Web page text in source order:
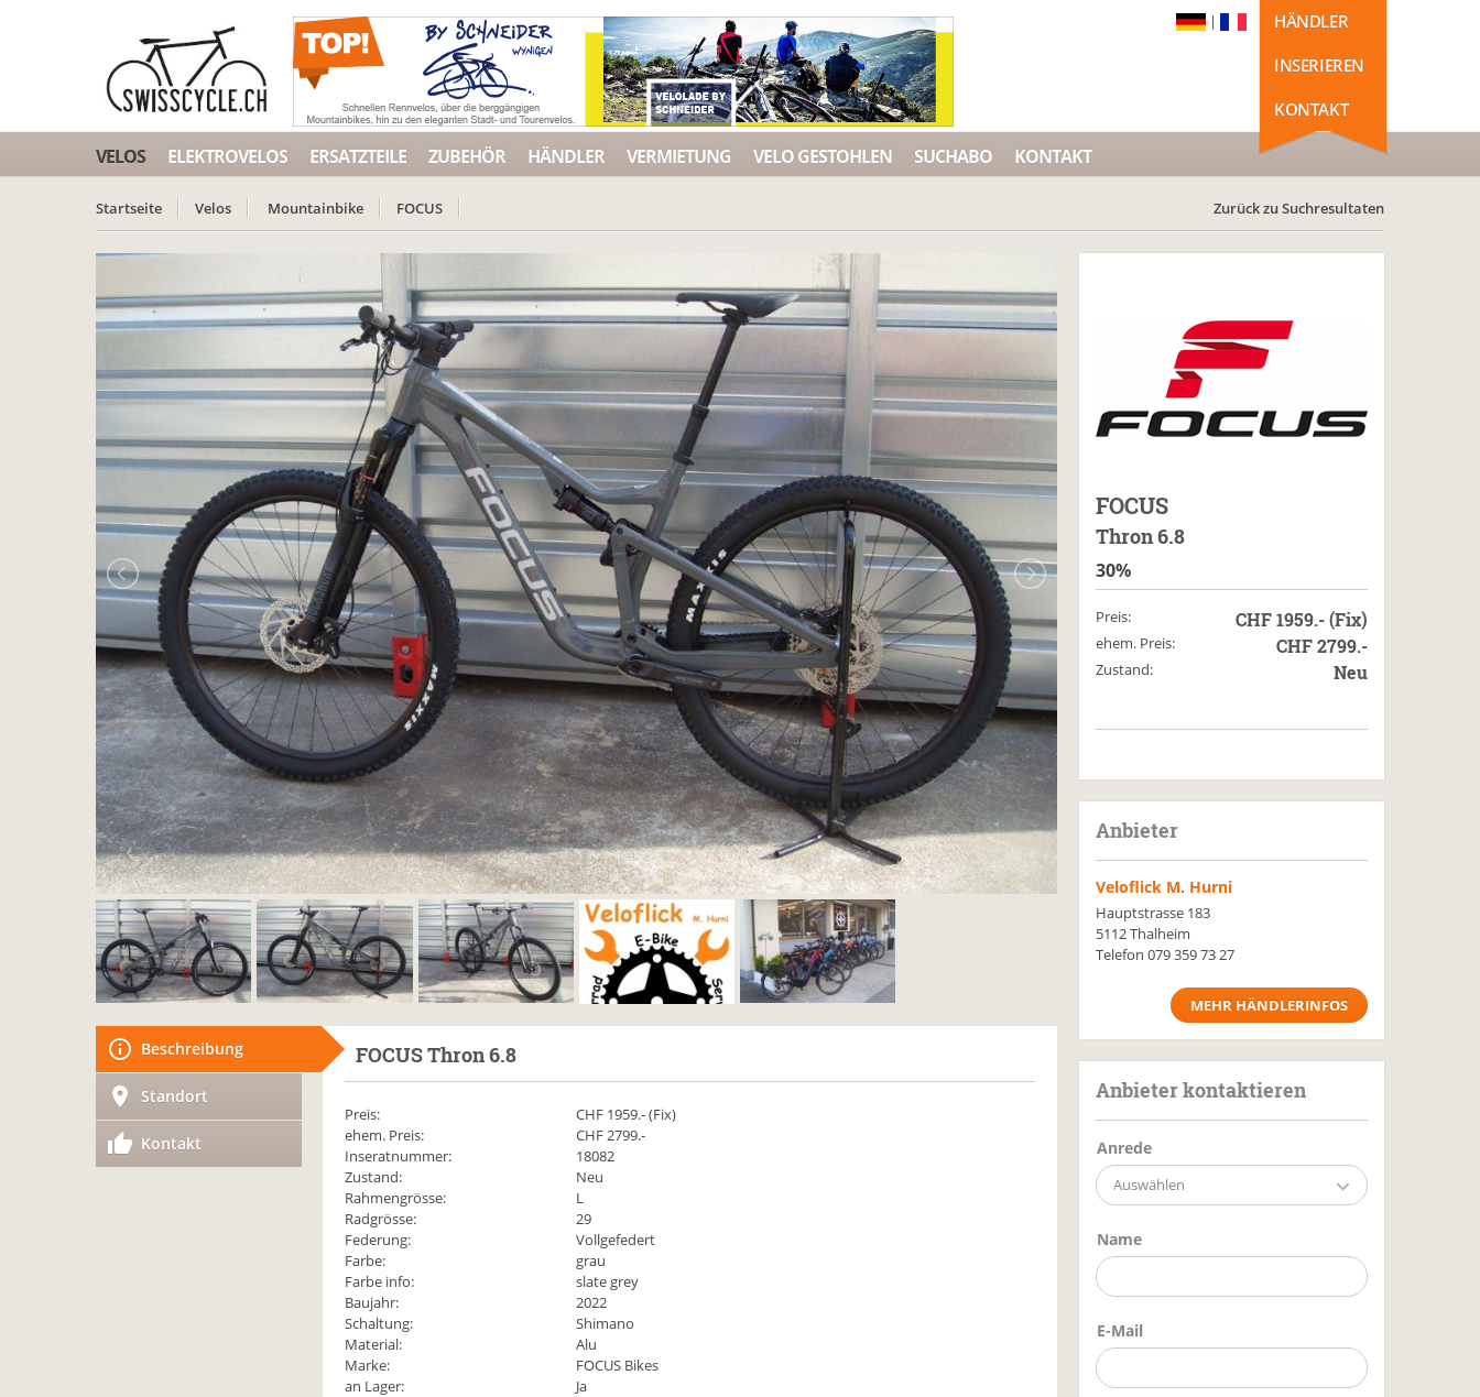
HÄNDLER
INSERIEREN
KONTAKT
|
VELOS ELEKTROVELOS ERSATZTEILE ZUBEHÖR HÄNDLER VERMIETUNG VELO GESTOHLEN SUCHABO KONTAKT
Startseite Velos Mountainbike FOCUS Zurück zu Suchresultaten
Beschreibung
Standort
Kontakt
FOCUSThron 6.8
Preis: CHF 1959.- (Fix)
ehem. Preis:
CHF 2799.-
Inseratnummer:
18082
Zustand:
Neu
Rahmengrösse:
L
Radgrösse:
29
Federung:
Vollgefedert
Farbe:
grau
Farbe info:
slate grey
Baujahr:
2022
Schaltung:
Shimano
Material:
Alu
Marke:
FOCUS Bikes
an Lager:
Ja
FOCUS
Thron 6.8
30%
Preis: CHF 1959.- (Fix)
ehem. Preis: CHF 2799.-
Zustand: Neu
Anbieter
Veloflick M. Hurni
Hauptstrasse 183
5112 Thalheim
Telefon 079 359 73 27
MEHR HÄNDLERINFOS
Anbieter kontaktieren
Anrede
Auswählen
Name
E-Mail